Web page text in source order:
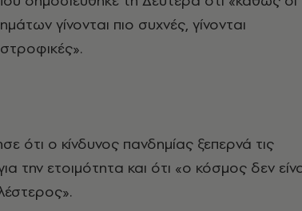
γίνονται πιο συχνές, γίνονται
ότι ο κίνδυνος πανδημίας ξεπερνά τις
την ετοιμότητα και ότι «ο κόσμος δεν